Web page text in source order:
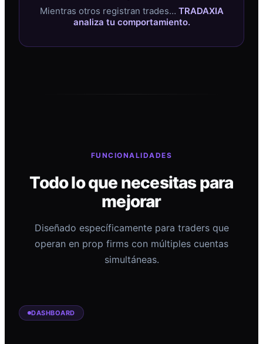
Mientras otros registran trades… TRADAXIA
analiza tu comportamiento.
FUNCIONALIDADES
Todo lo que necesitas para
mejorar
Diseñado específicamente para traders que
operan en prop firms con múltiples cuentas
simultáneas.
DASHBOARD